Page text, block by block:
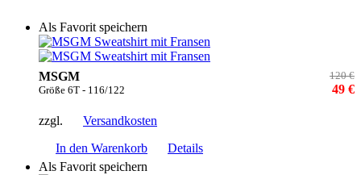
Als Favorit speichern
MSGM
Größe 6T - 116/122
120 €
49 €
zzgl.
Versandkosten
In den Warenkorb
Details
Als Favorit speichern